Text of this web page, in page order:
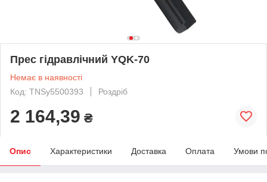
Прес гідравлічний YQK-70
Немає в наявності
Код: TNSy5500393
Роздріб
2 164,39 ₴
Опис Характеристики Доставка Оплата Умови